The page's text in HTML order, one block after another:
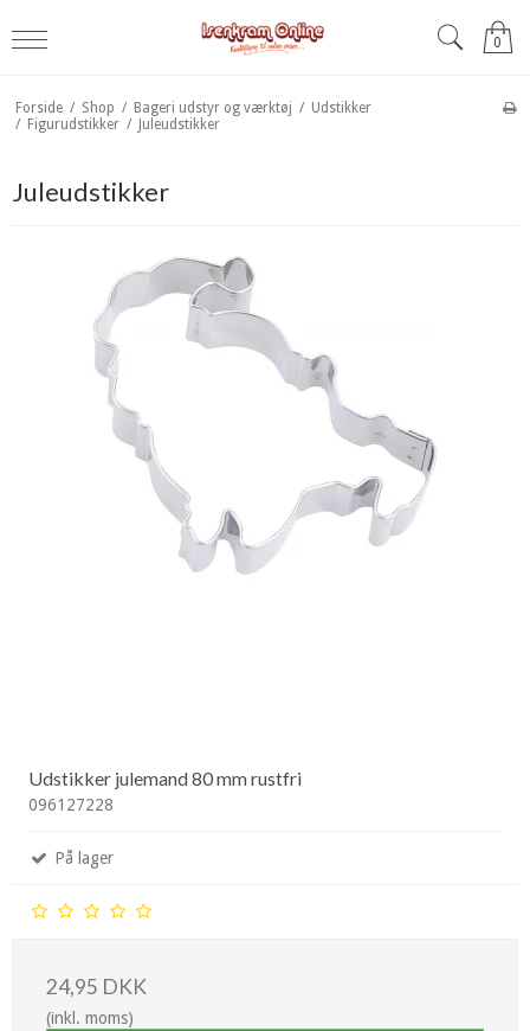
0
Forside / Shop / Bageri udstyr og værktøj / Udstikker
/ Figurudstikker / Juleudstikker
Juleudstikker
Udstikker julemand 80 mm rustfri
096127228
På lager
24,95 DKK
(inkl. moms)